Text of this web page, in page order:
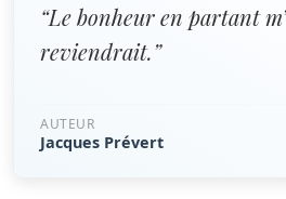
“Le bonheur en partant
reviendrait.”
AUTEUR
Jacques Prévert